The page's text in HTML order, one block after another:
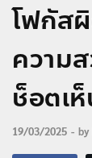
โฟกัส
ความ
ช็อตเ
19/03/2025 - by